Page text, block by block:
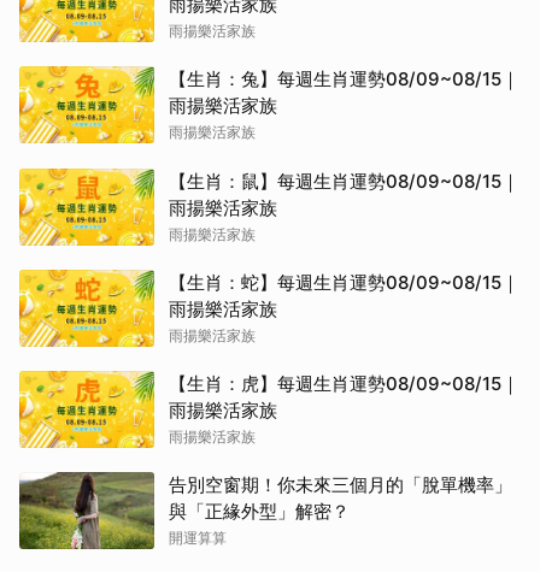
雨揚樂活家族
【生肖：兔】每週生肖運勢08/09~08/15｜
雨揚樂活家族
雨揚樂活家族
【生肖：鼠】每週生肖運勢08/09~08/15｜
雨揚樂活家族
雨揚樂活家族
【生肖：蛇】每週生肖運勢08/09~08/15｜
雨揚樂活家族
雨揚樂活家族
【生肖：虎】每週生肖運勢08/09~08/15｜
雨揚樂活家族
雨揚樂活家族
告別空窗期！你未來三個月的「脫單機率」
與「正緣外型」解密？
開運算算